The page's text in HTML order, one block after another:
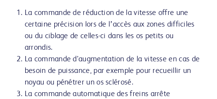
La commande de réduction de la vitesse offre une
certaine précision lors de lʼaccès aux zones difficiles
ou du ciblage de celles-ci dans les os petits ou
arrondis.
La commande d’augmentation de la vitesse en cas de
besoin de puissance, par exemple pour recueillir un
noyau ou pénétrer un os sclérosé.
La commande automatique des freins arrête